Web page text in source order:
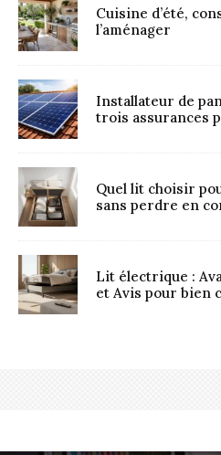
Cuisine d’été,
l’aménager
Installateur de
trois assurances
Quel lit choisir
sans perdre en
Lit électrique :
et Avis pour bien